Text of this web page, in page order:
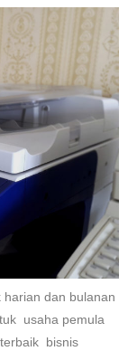
harian dan bulanan
usaha pemula
bisnis